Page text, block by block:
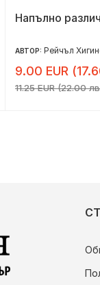
Напълно
АВТОР: Рейчъл
9.00 EUR
11.25 EUR (22.00